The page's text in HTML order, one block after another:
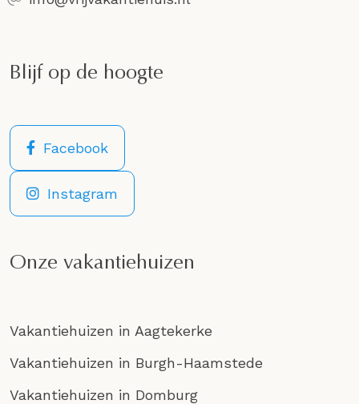
Blijf op de hoogte
Facebook
Instagram
Onze vakantiehuizen
Vakantiehuizen in Aagtekerke
Vakantiehuizen in Burgh-Haamstede
Vakantiehuizen in Domburg